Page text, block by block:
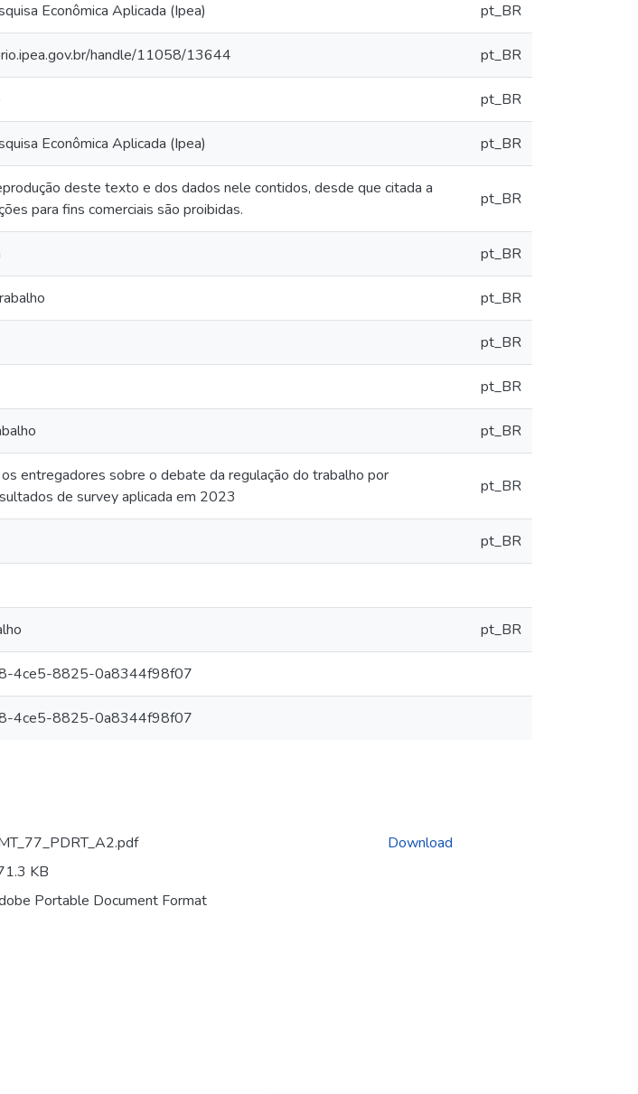
Econômica Aplicada (Ipea) pt_BR
handle/11058/13644 pt_BR
pt_BR
Econômica Aplicada (Ipea) pt_BR
deste texto e dos dados nele contidos, desde que citada a
para fins comerciais são proibidas.
pt_BR
pt_BR
pt_BR
pt_BR
pt_BR
pt_BR
entregadores sobre o debate da regulação do trabalho por
de survey aplicada em 2023
pt_BR
pt_BR
pt_BR
4ce5-8825-0a8344f98f07
4ce5-8825-0a8344f98f07
KB
Portable Document Format
Download